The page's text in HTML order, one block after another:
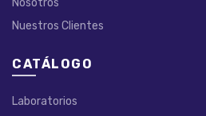
Nuestros Clientes
CATÁLOGO
Laboratorios